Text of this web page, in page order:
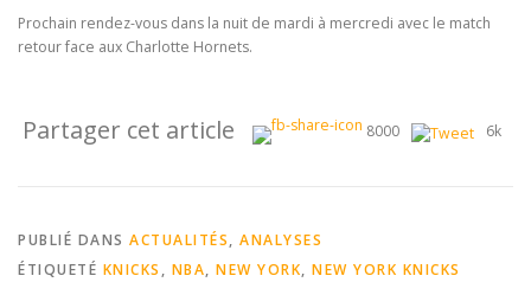
Prochain rendez-vous dans la nuit de mardi à mercredi avec le match
retour face aux Charlotte Hornets.
Partager cet article 8000 6k
PUBLIÉ DANS ACTUALITÉS, ANALYSES
ÉTIQUETÉ KNICKS , NBA, NEW YORK, NEW YORK KNICKS